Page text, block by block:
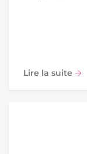
Lire la suite